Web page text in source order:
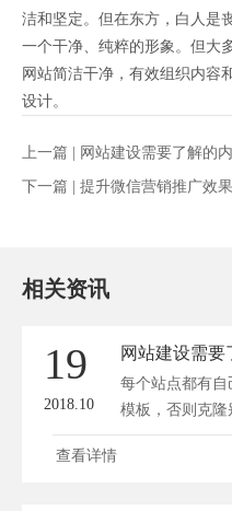
洁和坚定。但在东方，白人是
一个干净、纯粹的形象。但大
网站简洁干净，有效组织内容
设计。
上一篇 | 网站建设需要了解的
下一篇 | 提升微信营销推广效
相关资讯
19
2018.10
网站建设需要
每个站点都有
模板，否则克
查看详情